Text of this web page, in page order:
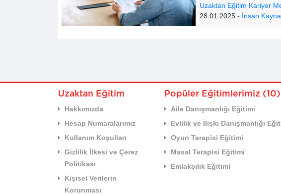
Uzaktan Eğitim Kariyer
28.01.2025 - İnsan
Uzaktan Eğitim
Hakkımızda
Hesap Numaralarımız
Kullanım Koşulları
Gizlilik İlkesi ve Çerez
Politikası
Kişisel Verilerin
Korunması
Popüler Eğitimlerimiz (10)
Aile Danışmanlığı Eğitimi
Evlilik ve İlişki Danışmanlığı
Oyun Terapisi Eğitimi
Masal Terapisi Eğitimi
Emlakçılık Eğitimi